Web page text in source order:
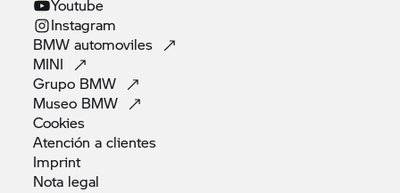
Youtube
Instagram
BMWautomoviles
MINI
Grupo BMW
Museo BMW
Cookies
Atención aclientes
Imprint
Nota legal